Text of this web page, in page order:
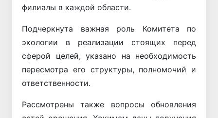
филиалы в каждой области.
Подчеркнута важная роль Комитета по
экологии в реализации стоящих перед
сферой целей, указано на необходимость
пересмотра его структуры, полномочий и
ответственности.
Рассмотрены также вопросы обновления